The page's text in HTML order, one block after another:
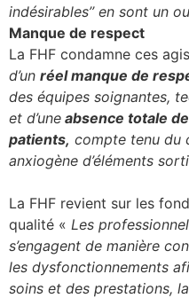
l’éditeur
un CHU
indésirables’’ en sont un
Manque de respect
La FHF condamne ces
d’un réel manque de
des équipes soignantes,
et d’une absence totale
patients, compte tenu du
anxiogène d’éléments
La FHF revient sur les
qualité « Les
s’engagent de manière
les dysfonctionnements
soins et des prestations,